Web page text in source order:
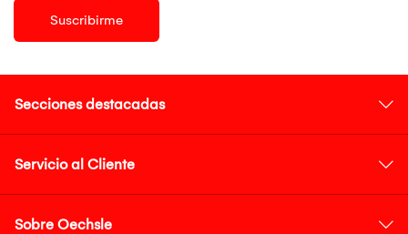
Suscribirme
Secciones destacadas
Servicio al Cliente
Sobre Oechsle